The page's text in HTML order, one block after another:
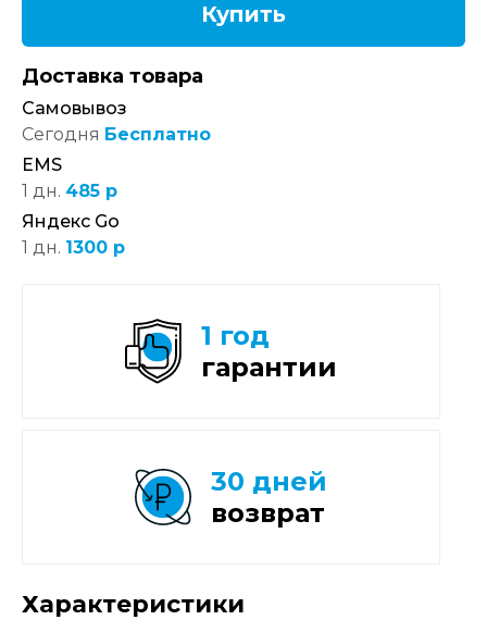
Купить
Доставка товара
Самовывоз
Сегодня Бесплатно
EMS
1 дн. 485 р
Яндекс Go
1 дн. 1300 р
Характеристики
1 год
гарантии
30 дней
возврат